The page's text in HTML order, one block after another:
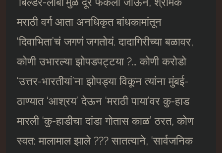
मराठी वर्ग आता अनधिकृत बांधकामांतून
‘दिवाभिता’चं जगणं जगतोयं. दादागिरीच्या बळावर,
कोणी उभारल्या झोपडपट्टया ?… कोणी करोडो
‘उत्तर-भारतीयां’ना झोपड्या विकून त्यांना मुंबई-
ठाण्यात ‘आश्रय’ देऊन ‘मराठी पाया’वर कु-हाड
मारली ‘कु-हाडीचा दांडा गोतास काळ’ ठरत, कोण
स्वत: मालामाल झाले ??? सातत्याने, ‘सार्वजनिक